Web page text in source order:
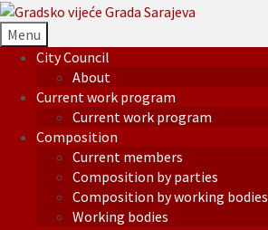
Menu
City Council
About
Current work program
Current work program
Composition
Current members
Composition by parties
Composition by working bodies
Working bodies